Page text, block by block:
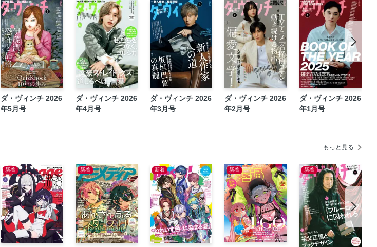
今月の新刊コミック情報
厳選!!注目の新刊コミック
ダ・ヴィンチなんでもランキング
メグ・シェリー「メグさんの読書占い」
定期購読のご案内
三浦しをん「流れ星はいつもふいうち」
特集2 東村アキコのはじまりをマンガと映像でうつし出す『かくかくしかじか』
本棚探偵 FILE.31 一木けい
TSUTAYAの仕掛け番長×ダ・ヴィンチが選ぶ 今月のプラチナコミック
あの町の本棚 第34回・鳥取
ブックデザイナーの装丁惚れ 選者・坂川朱音（朱猫堂）
パワープッシュ・映画・音楽・お笑い・SNS［インタビュー］阿達 慶、TK from 凛と
して時雨、くっきー！（野性爆弾）、詩織
TVアニメ&実写映画のWメディア化! 『九龍ジェネリックロマンス』眉月じゅんイン
ダ・ヴィンチ 2026
年5月号
ダ・ヴィンチ 2026
年4月号
ダ・ヴィンチ 2026
年3月号
ダ・ヴィンチ 2026
年2月号
ダ・ヴィンチ 2026
年1月号
もっと見る
新着 新着 新着 新着 新着